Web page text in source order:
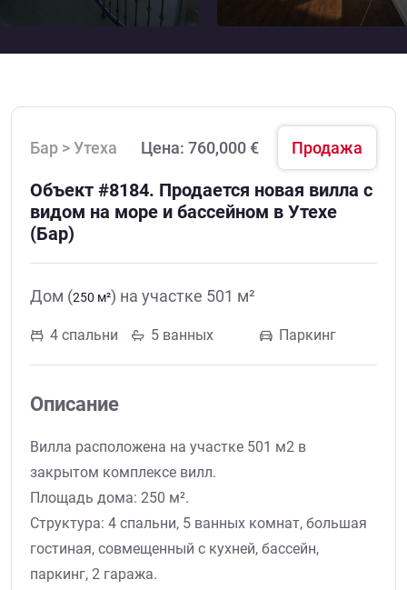
Продажа
Цена: 760,000 €
Бар > Утеха
Объект #8184. Продается новая вилла с
видом на море и бассейном в Утехе
(Бар)
Дом (250 м²) на участке 501 м²
4 спальни 5 ванных Паркинг
Описание
Вилла расположена на участке 501 м2 в
закрытом комплексе вилл.
Площадь дома: 250 м².
Структура: 4 спальни, 5 ванных комнат, большая
гостиная, совмещенный с кухней, бассейн,
паркинг, 2 гаража.